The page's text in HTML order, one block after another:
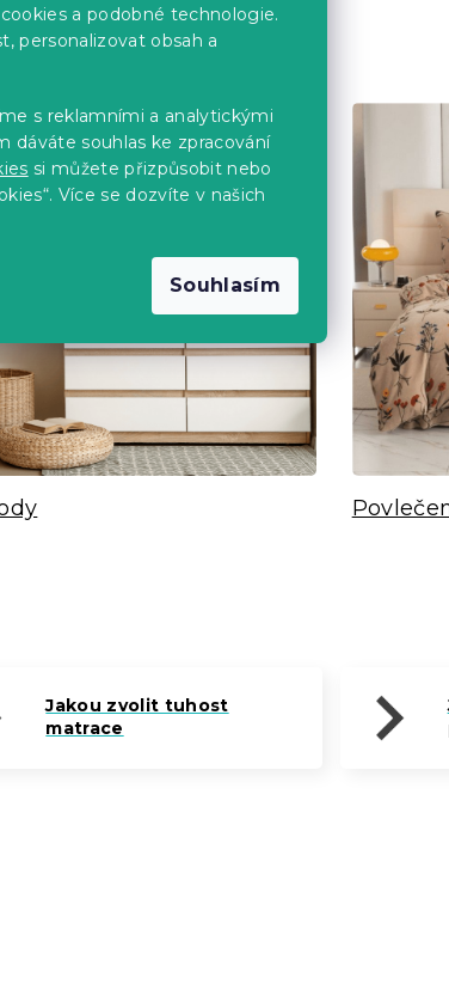
a podobné technologie.
personalizovat obsah a
s reklamními a analytickými
dáváte souhlas ke zpracování
si můžete přizpůsobit nebo
Více se dozvíte v našich
Souhlasím
Jakou zvolit tuhost
matrace